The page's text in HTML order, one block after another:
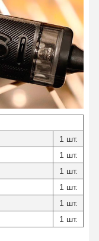
1 шт.
1 шт.
1 шт.
1 шт.
1 шт.
1 шт.